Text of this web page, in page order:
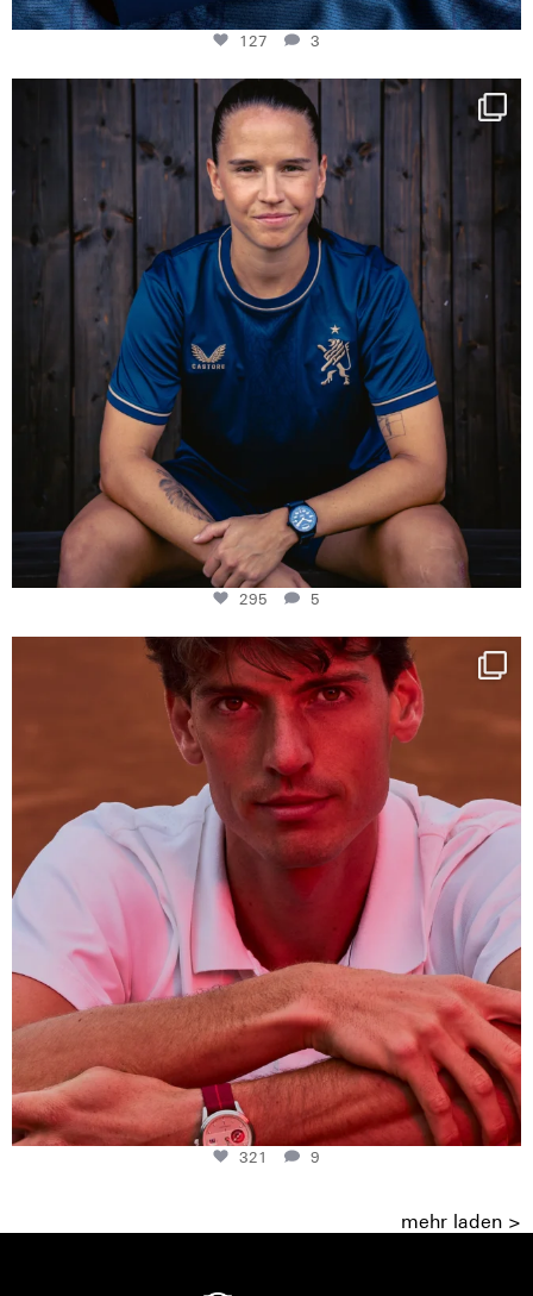
127 3
NIE USENAND GAH
Some anniversaries
295
5
295 5
One last dance at home
This week at...
321
9
321 9
mehr laden >